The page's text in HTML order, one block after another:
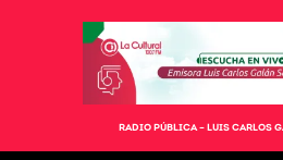
RADIO PÚBLICA – LUIS CARLOS